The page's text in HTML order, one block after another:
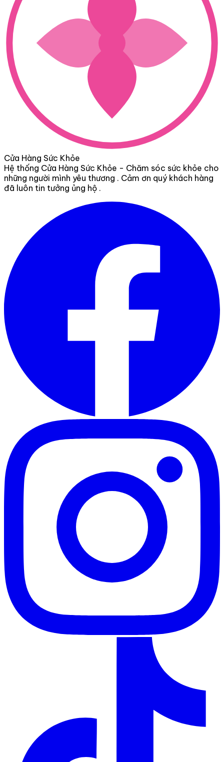
Cửa Hàng Sức Khỏe
Hệ thống Cửa Hàng Sức Khỏe - Chăm sóc sức khỏe cho
những người mình yêu thương . Cảm ơn quý khách hàng
đã luôn tin tưởng ủng hộ .